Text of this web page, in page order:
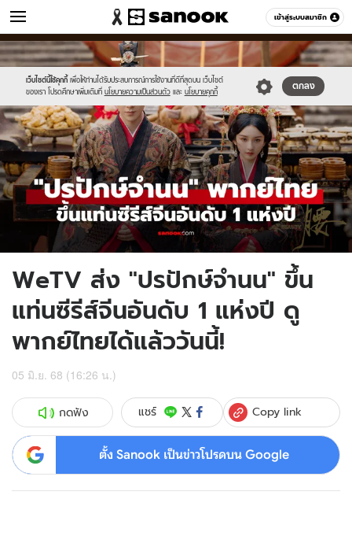
เข้าสู่ระบบสมาชิก
หนัง-ละคร หมวดอื่นๆ
เว็บไซต์นี้ใช้คุกกี้ เพื่อให้ท่านได้รับประสบการณ์การใช้งานที่ดีที่สุดบน เว็บไซต์
ของเรา โปรดศึกษาเพิ่มเติมที่ นโยบายความเป็นส่วนตัว และ นโยบายคุกกี้
ตกลง
Sanook
//s.isanook.com/sr/0/images/logo-
new-
sanook.png
600
60
//s.isanook.com/mv/0/ud/36/182247/new-
thumbnail1200x720-
v2(40).jpg
WeTV ส่ง "ปรปักษ์จำนน" ขึ้น
แท่นซีรีส์จีนอันดับ 1 แห่งปี ดู
พากย์ไทยได้แล้ววันนี้!
05 มิ.ย. 68 (16:26 น.)
กดฟัง แชร์ Copy link
ตั้ง Sanook เป็นข่าวโปรดบน Google